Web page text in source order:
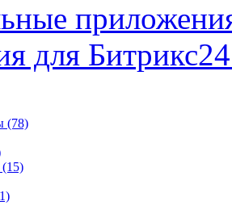
для Битрикс24
(78)
(15)